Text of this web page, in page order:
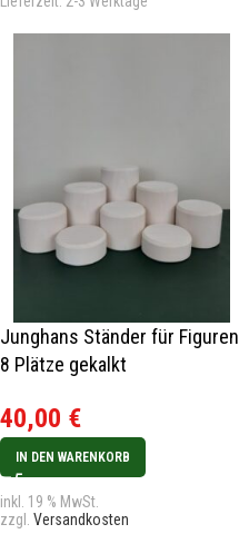
Junghans Ständer für Figuren
8 Plätze gekalkt
40,00 €
IN DEN WARENKORB
inkl. 19 % MwSt.
zzgl. Versandkosten